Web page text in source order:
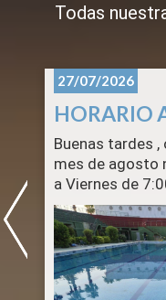
Todas
27/07/2026
HORARIO
Buenas tardes
mes de agosto
a Viernes de
8:00 a 14:00.
cerrado el
Ademàs tened
agosto es
la Vigen, y el